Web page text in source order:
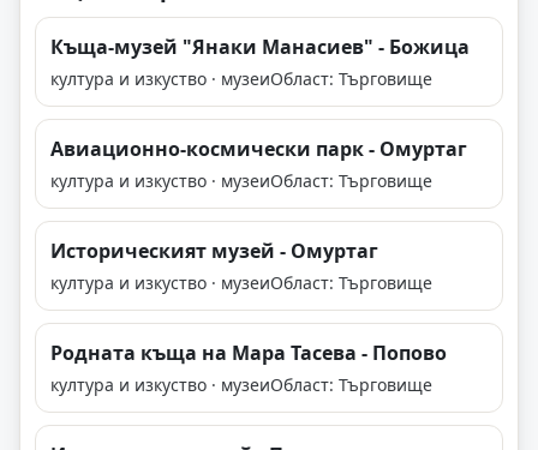
Къща-музей "Янаки Манасиев" - Божица
култура и изкуство · музеиОбласт: Търговище
Авиационно-космически парк - Омуртаг
култура и изкуство · музеиОбласт: Търговище
Историческият музей - Омуртаг
култура и изкуство · музеиОбласт: Търговище
Родната къща на Мара Тасева - Попово
култура и изкуство · музеиОбласт: Търговище